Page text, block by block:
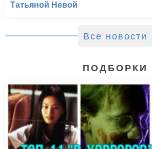
Татьяной Невой
Все новости
ПОДБОРКИ